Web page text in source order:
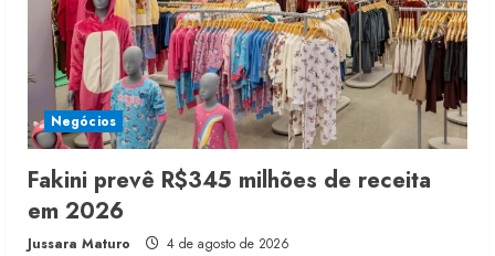
Negócios
Fakini prevê R$345 milhões de receita
em 2026
Jussara Maturo 4 de agosto de 2026